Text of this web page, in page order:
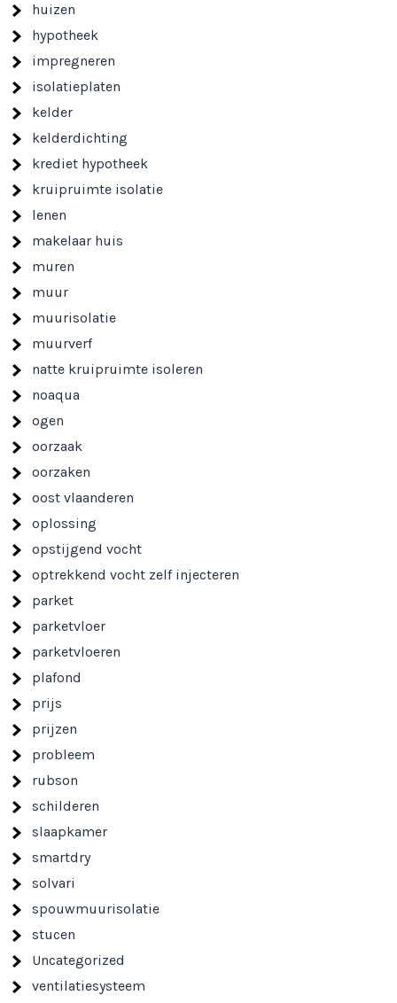
huizen
hypotheek
impregneren
isolatieplaten
kelder
kelderdichting
krediet hypotheek
kruipruimte isolatie
lenen
makelaar huis
muren
muur
muurisolatie
muurverf
natte kruipruimte isoleren
noaqua
ogen
oorzaak
oorzaken
oost vlaanderen
oplossing
opstijgend vocht
optrekkend vocht zelf injecteren
parket
parketvloer
parketvloeren
plafond
prijs
prijzen
probleem
rubson
schilderen
slaapkamer
smartdry
solvari
spouwmuurisolatie
stucen
Uncategorized
ventilatiesysteem